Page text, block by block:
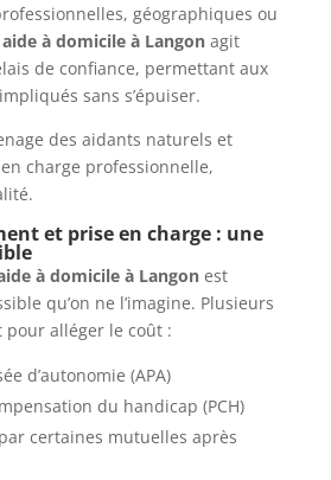
géographiques ou
aide à domicile à Langonagit
de confiance, permettant aux
sans s’épuiser.
des aidants naturels et
charge professionnelle,
et prise en charge : une
à domicile à Langonest
qu’on ne l’imagine. Plusieurs
alléger le coût :
d’autonomie (APA)
du handicap (PCH)
certaines mutuelles après